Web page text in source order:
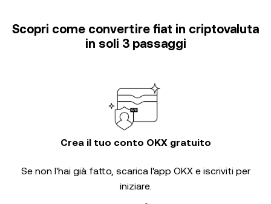
Scopri come convertire fiat in criptovaluta
in soli 3 passaggi
Crea il tuo conto OKX gratuito
Se non l'hai già fatto, scarica l'app OKX e iscriviti per
iniziare.